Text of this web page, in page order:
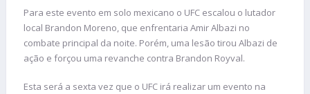
Para este evento em solo mexicano o UFC escalou o lutador
local Brandon Moreno, que enfrentaria Amir Albazi no
combate principal da noite. Porém, uma lesão tirou Albazi de
ação e forçou uma revanche contra Brandon Royval.
Esta será a sexta vez que o UFC irá realizar um evento na